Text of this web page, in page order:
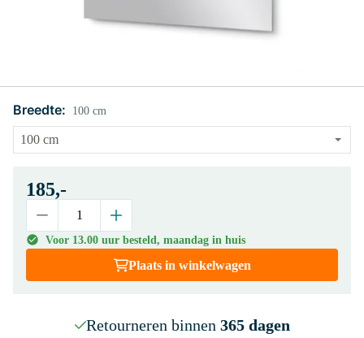
Breedte: 100 cm
185,-
Voor 13.00 uur besteld, maandag in huis
Plaats in winkelwagen
Retourneren binnen 365 dagen